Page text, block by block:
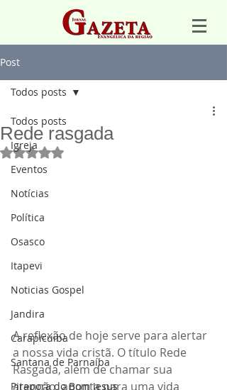
Post
Todos posts
Igreja
Eventos
Notícias
Política
Osasco
Itapevi
Noticias Gospel
Jandira
Carapicuiba
Santana de Parnaíba
Pirapora do Bom Jesus
Todos posts
Rede rasgada
Avaliado com NaN de 5 estrelas.
A reflexão de hoje serve para alertar
a nossa vida cristã. O título Rede
Rasgada, além de chamar sua
atenção, aponta para uma vida